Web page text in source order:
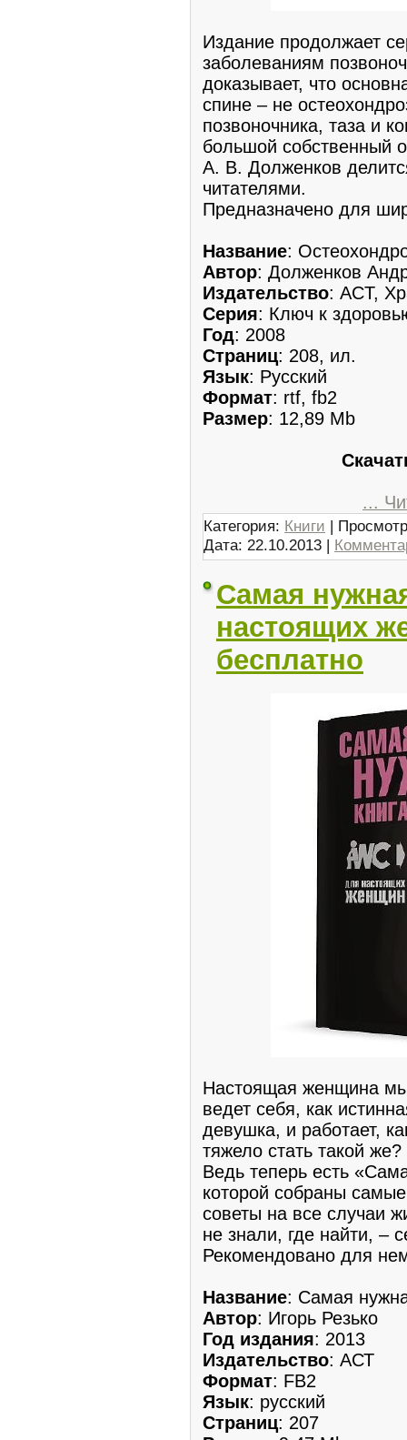
Издание продолжает
заболеваниям
доказывает, что
спине – не
позвоночника, таза и
большой собственный
А. В. Долженков
читателями.
Предназначено для
Название:
Автор: Долженков
Издательство: ACT,
Серия: Ключ к
Год: 2008
Страниц: 208, ил.
Язык: Русский
Формат: rtf, fb2
Размер: 12,89 Mb
...
Категория: Книги |
Дата: 22.10.2013 |
Самая
настоящих
бесплатно
Настоящая женщина
ведет себя, как
девушка, и работает,
тяжело стать такой
Ведь теперь есть
которой собраны
советы на все случаи
не знали, где найти, –
Рекомендовано для
Название: Самая
Автор: Игорь Резько
Год издания: 2013
Издательство: АСТ
Формат: FB2
Язык: русский
Страниц: 207